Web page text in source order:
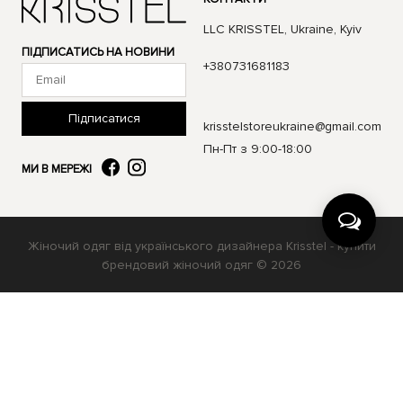
ПІДПИСАТИСЬ НА НОВИНИ
Підписатися
МИ В МЕРЕЖІ
LLC KRISSTEL, Ukraine, Kyiv
+380731681183
krisstelstoreukraine@gmail.com
Пн-Пт з 9:00-18:00
Жіночий одяг від українського дизайнера Krisstel - купити
брендовий жіночий одяг © 2026